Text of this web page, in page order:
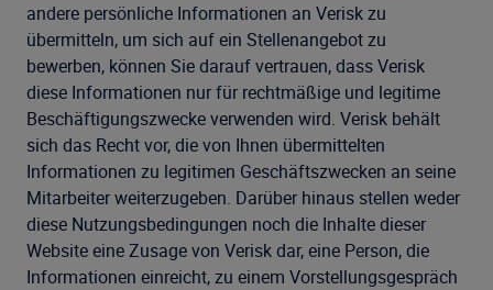
andere persönliche Informationen an Verisk zu
übermitteln, um sich auf ein Stellenangebot zu
bewerben, können Sie darauf vertrauen, dass Verisk
diese Informationen nur für rechtmäßige und legitime
Beschäftigungszwecke verwenden wird. Verisk behält
sich das Recht vor, die von Ihnen übermittelten
Informationen zu legitimen Geschäftszwecken an seine
Mitarbeiter weiterzugeben. Darüber hinaus stellen weder
diese Nutzungsbedingungen noch die Inhalte dieser
Website eine Zusage von Verisk dar, eine Person, die
Informationen einreicht, zu einem Vorstellungsgespräch